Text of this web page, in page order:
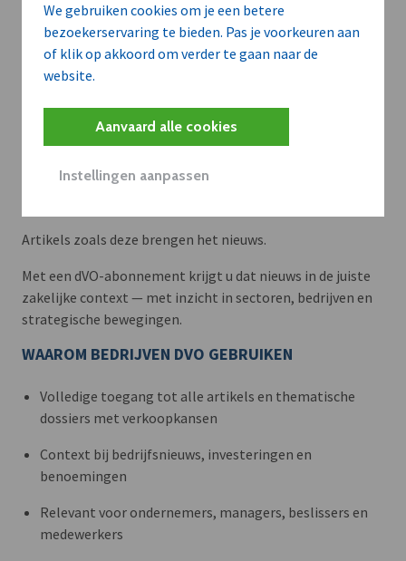
We gebruiken cookies om je een betere
bezoekerservaring te bieden. Pas je voorkeuren aan
of klik op akkoord om verder te gaan naar de
website.
Aanvaard alle cookies
Instellingen aanpassen
Meer context. Dieper begrip.
Artikels zoals deze brengen het nieuws.
Met een dVO-abonnement krijgt u dat nieuws in de juiste
zakelijke context — met inzicht in sectoren, bedrijven en
strategische bewegingen.
WAAROM BEDRIJVEN DVO GEBRUIKEN
Volledige toegang tot alle artikels en thematische
dossiers met verkoopkansen
Context bij bedrijfsnieuws, investeringen en
benoemingen
Relevant voor ondernemers, managers, beslissers en
medewerkers